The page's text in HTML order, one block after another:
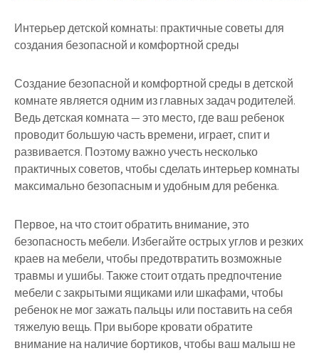
Интерьер детской комнаты: практичные советы для
создания безопасной и комфортной среды
Создание безопасной и комфортной среды в детской
комнате является одним из главных задач родителей.
Ведь детская комната — это место, где ваш ребенок
проводит большую часть времени, играет, спит и
развивается. Поэтому важно учесть несколько
практичных советов, чтобы сделать интерьер комнаты
максимально безопасным и удобным для ребенка.
Первое, на что стоит обратить внимание, это
безопасность мебели. Избегайте острых углов и резких
краев на мебели, чтобы предотвратить возможные
травмы и ушибы. Также стоит отдать предпочтение
мебели с закрытыми ящиками или шкафами, чтобы
ребенок не мог зажать пальцы или поставить на себя
тяжелую вещь. При выборе кровати обратите
внимание на наличие бортиков, чтобы ваш малыш не